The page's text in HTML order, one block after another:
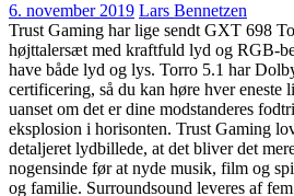
6. november 2019 Lars Bennetzen
Trust Gaming har lige sendt GXT 698
højttalersæt med kraftfuld lyd og RGB-
have både lyd og lys. Torro 5.1 har
certificering, så du kan høre hver
uanset om det er dine modstanderes
eksplosion i horisonten. Trust Gaming
detaljeret lydbillede, at det bliver det
nogensinde før at nyde musik, film og
og familie. Surroundsound leveres af